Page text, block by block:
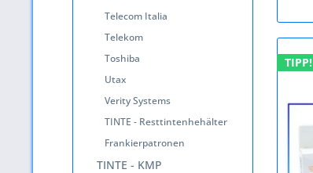
Telecom Italia
Telekom
Toshiba
Utax
Verity Systems
TINTE - Resttintenhehälter
Frankierpatronen
TINTE - KMP
TIPP!